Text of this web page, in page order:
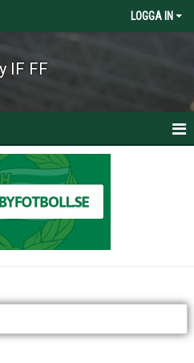
LOGGA IN
IF FF